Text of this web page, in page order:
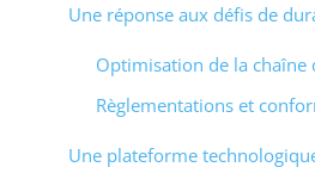
Une réponse aux défis de
Optimisation de la chaîne
Règlementations et
Une plateforme